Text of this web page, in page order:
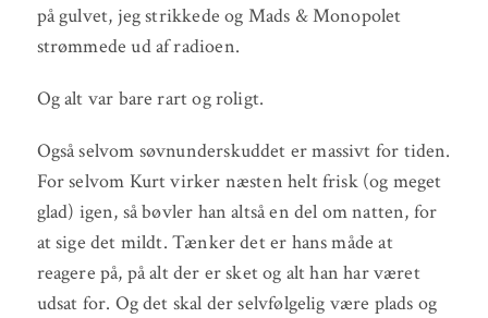
på gulvet, jeg strikkede og Mads & Monopolet
strømmede ud af radioen.
Og alt var bare rart og roligt.
Også selvom søvnunderskuddet er massivt for tiden.
For selvom Kurt virker næsten helt frisk (og meget
glad) igen, så bøvler han altså en del om natten, for
at sige det mildt. Tænker det er hans måde at
reagere på, på alt der er sket og alt han har været
udsat for. Og det skal der selvfølgelig være plads og